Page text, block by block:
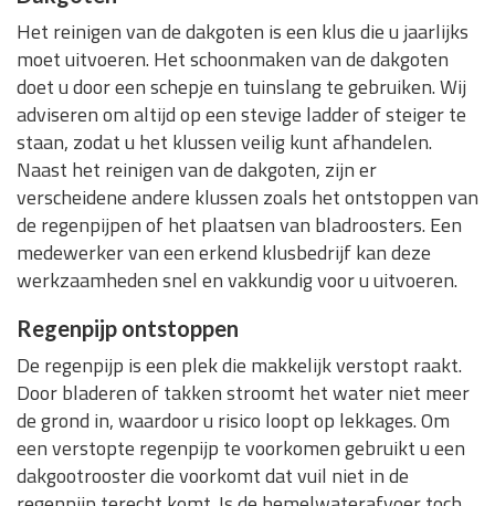
Het reinigen van de dakgoten is een klus die u jaarlijks
moet uitvoeren. Het schoonmaken van de dakgoten
doet u door een schepje en tuinslang te gebruiken. Wij
adviseren om altijd op een stevige ladder of steiger te
staan, zodat u het klussen veilig kunt afhandelen.
Naast het reinigen van de dakgoten, zijn er
verscheidene andere klussen zoals het ontstoppen van
de regenpijpen of het plaatsen van bladroosters. Een
medewerker van een erkend klusbedrijf kan deze
werkzaamheden snel en vakkundig voor u uitvoeren.
Regenpijp ontstoppen
De regenpijp is een plek die makkelijk verstopt raakt.
Door bladeren of takken stroomt het water niet meer
de grond in, waardoor u risico loopt op lekkages. Om
een verstopte regenpijp te voorkomen gebruikt u een
dakgootrooster die voorkomt dat vuil niet in de